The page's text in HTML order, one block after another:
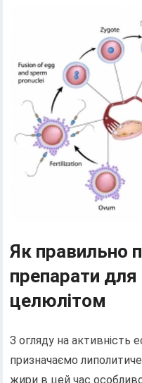
Як правильно
препарати
целюлітом
З огляду на активність
призначаємо
жири в цей час особливо